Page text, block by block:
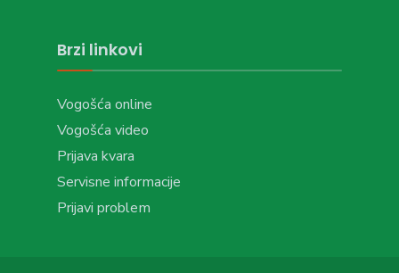
Brzi linkovi
Vogošća online
Vogošća video
Prijava kvara
Servisne informacije
Prijavi problem